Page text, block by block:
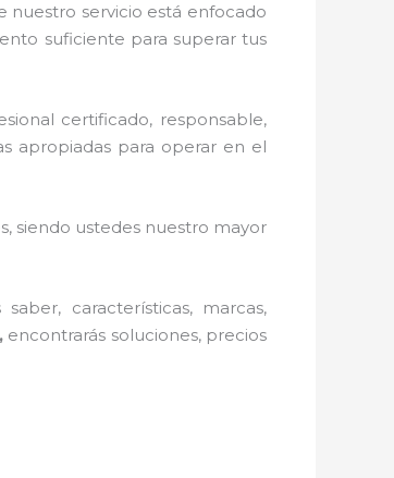
nuestro servicio está enfocado
suficiente para superar tus
certificado, responsable,
apropiadas para operar en el
siendo ustedes nuestro mayor
características, marcas,
encontrarás soluciones, precios